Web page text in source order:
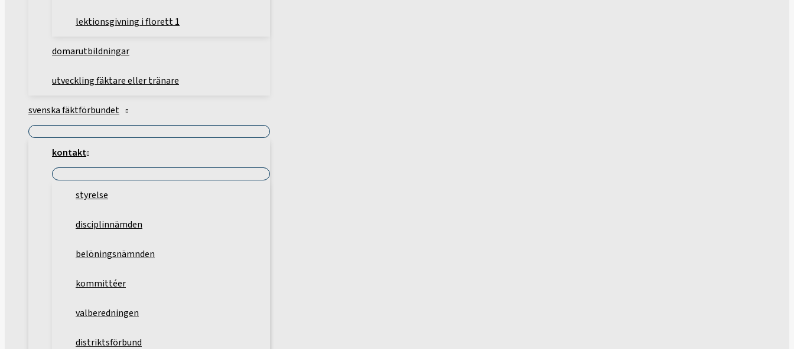
lektionsgivning i florett 1
domarutbildningar
utveckling fäktare eller tränare
svenska fäktförbundet
kontakt
styrelse
disciplinnämden
belöningsnämnden
kommittéer
valberedningen
distriktsförbund